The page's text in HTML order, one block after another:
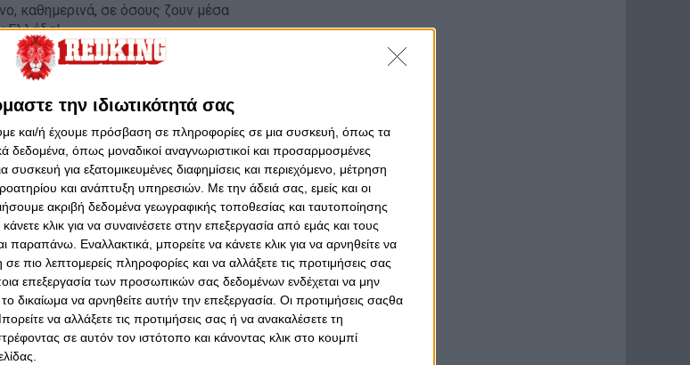
την ιδιωτικότητά σας
και/ή έχουμε πρόσβαση σε πληροφορίες σε μια συσκευή, όπως τα
δεδομένα, όπως μοναδικοί αναγνωριστικοί και προσαρμοσμένες
για εξατομικευμένες διαφημίσεις και περιεχόμενο, μέτρηση
και ανάπτυξη υπηρεσιών. Με την άδειά σας, εμείς και οι
ακριβή δεδομένα γεωγραφικής τοποθεσίας και ταυτοποίησης
κλικ για να συναινέσετε στην επεξεργασία από εμάς και τους
Εναλλακτικά, μπορείτε να κάνετε κλικ για να αρνηθείτε να
πιο λεπτομερείς πληροφορίες και να αλλάξετε τις προτιμήσεις σας
επεξεργασία των προσωπικών σας δεδομένων ενδέχεται να μην
δικαίωμα να αρνηθείτε αυτήν την επεξεργασία. Οι προτιμήσεις σαςθα
να αλλάξετε τις προτιμήσεις σας ή να ανακαλέσετε τη
σε αυτόν τον ιστότοπο και κάνοντας κλικ στο κουμπί
καθημερινά, σε όσους ζουν μέσα
Ελλάδα!